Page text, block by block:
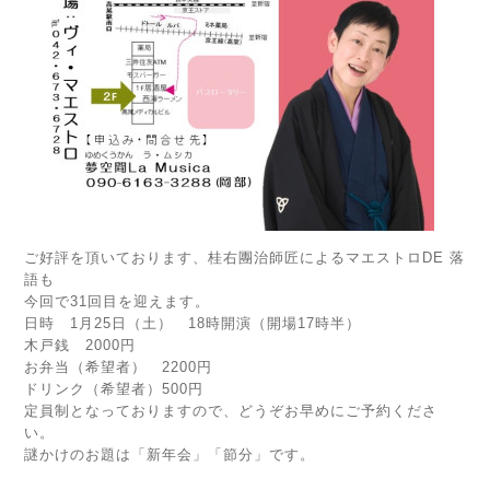
ご好評を頂いております、桂右團治師匠によるマエストロDE 落
語も
今回で31回目を迎えます。
日時 1月25日（土） 18時開演（開場17時半）
木戸銭 2000円
お弁当（希望者） 2200円
ドリンク（希望者）500円
定員制となっておりますので、どうぞお早めにご予約くださ
い。
謎かけのお題は「新年会」「節分」です。